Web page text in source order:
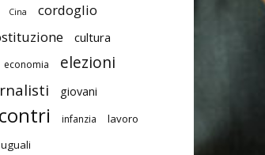
Cina
cordoglio
cultura
economia elezioni
giovani
infanzia lavoro